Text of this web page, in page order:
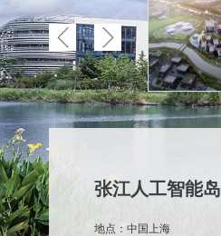
张江人工智能岛
地点：中国上海